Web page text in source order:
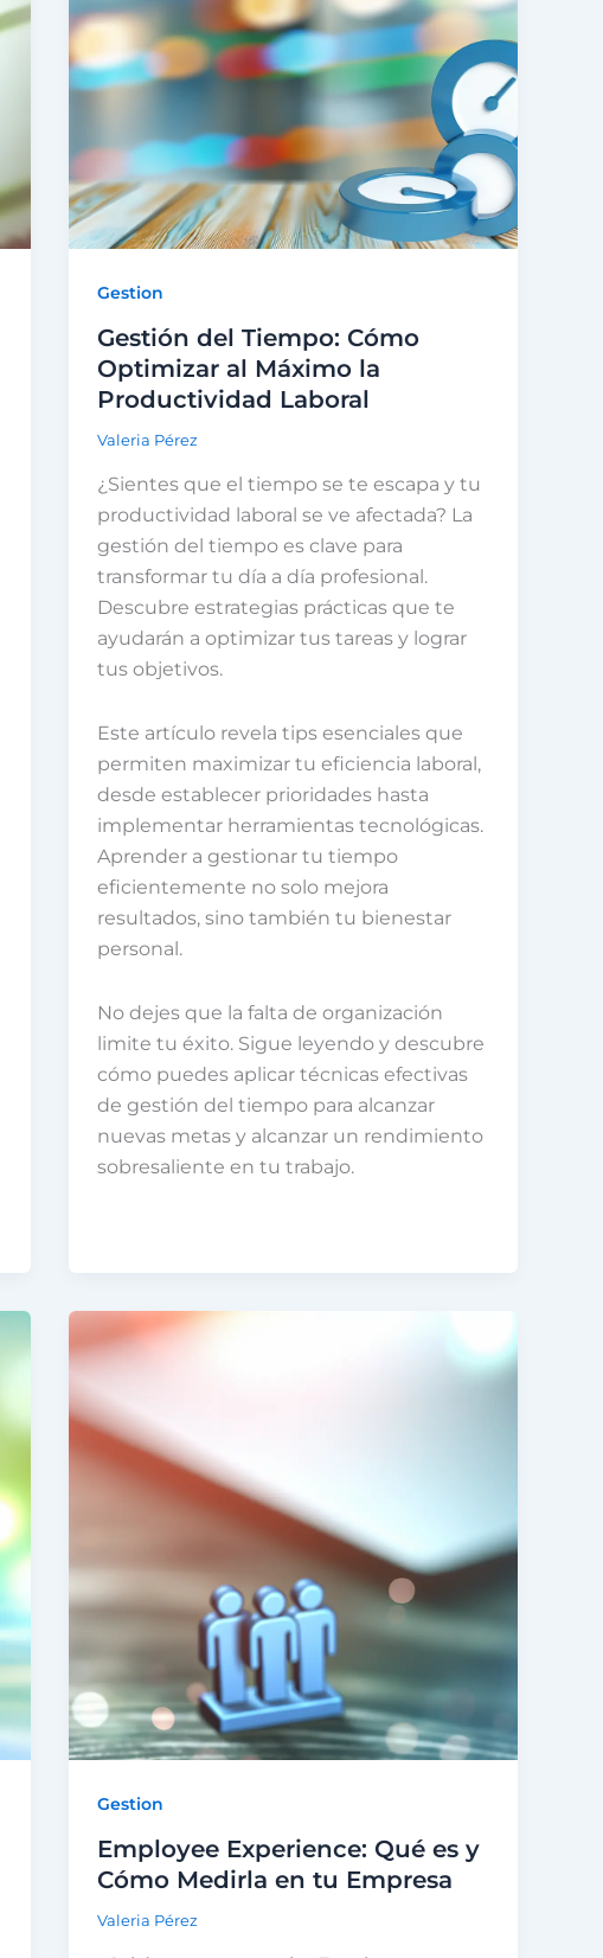
Gestion
Gestión del Tiempo: Cómo
Optimizar al Máximo la
Productividad Laboral
Valeria Pérez
¿Sientes que el tiempo se te escapa y tu
productividad laboral se ve afectada? La
gestión del tiempo es clave para
transformar tu día a día profesional.
Descubre estrategias prácticas que te
ayudarán a optimizar tus tareas y lograr
tus objetivos.
Este artículo revela tips esenciales que
permiten maximizar tu eficiencia laboral,
desde establecer prioridades hasta
implementar herramientas tecnológicas.
Aprender a gestionar tu tiempo
eficientemente no solo mejora
resultados, sino también tu bienestar
personal.
No dejes que la falta de organización
limite tu éxito. Sigue leyendo y descubre
cómo puedes aplicar técnicas efectivas
de gestión del tiempo para alcanzar
nuevas metas y alcanzar un rendimiento
sobresaliente en tu trabajo.
Gestion
Employee Experience: Qué es y
Cómo Medirla en tu Empresa
Valeria Pérez